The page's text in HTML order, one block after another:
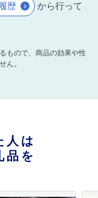
歴
から行って
もので、商品の効果や性
ん。
人は
品を